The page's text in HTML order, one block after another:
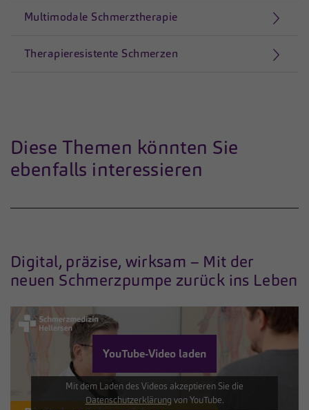
Multimodale Schmerztherapie
Therapieresistente Schmerzen
Diese Themen könnten Sie
ebenfalls interessieren
Digital, präzise, wirksam – Mit der
neuen Schmerzpumpe zurück ins Leben
YouTube-Video laden
Mit dem Laden des Videos akzeptieren Sie die
Datenschutzerklärung von YouTube.